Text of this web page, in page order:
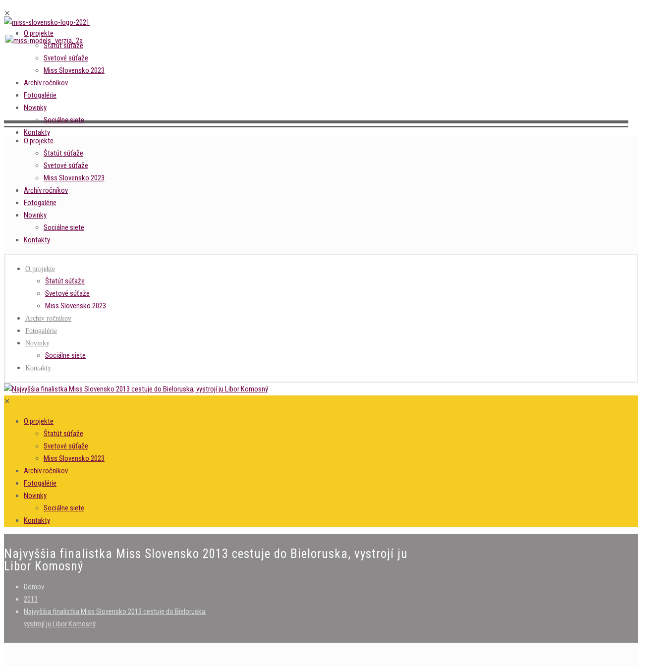
✕
O projekte
Štatút súťaže
Svetové súťaže
Miss Slovensko 2023
Archív ročníkov
Fotogalérie
Novinky
Sociálne siete
Kontakty
O projekte
Štatút súťaže
Svetové súťaže
Miss Slovensko 2023
Archív ročníkov
Fotogalérie
Novinky
Sociálne siete
Kontakty
O projekte
Štatút súťaže
Svetové súťaže
Miss Slovensko 2023
Archív ročníkov
Fotogalérie
Novinky
Sociálne siete
Kontakty
✕
O projekte
Štatút súťaže
Svetové súťaže
Miss Slovensko 2023
Archív ročníkov
Fotogalérie
Novinky
Sociálne siete
Kontakty
Najvyššia finalistka Miss Slovensko 2013 cestuje do Bieloruska, vystrojí ju
Libor Komosný
Domov
2013
Najvyššia finalistka Miss Slovensko 2013 cestuje do Bieloruska,
vystrojí ju Libor Komosný